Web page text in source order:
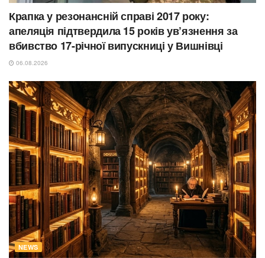
Крапка у резонансній справі 2017 року:
апеляція підтвердила 15 років ув’язнення за
вбивство 17-річної випускниці у Вишнівці
06.08.2026
NEWS